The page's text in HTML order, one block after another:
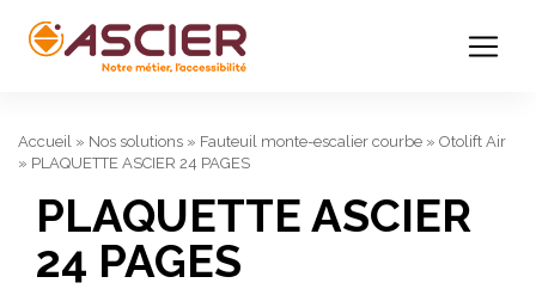
Accueil » Nos solutions » Fauteuil monte-escalier courbe » Otolift Air
» PLAQUETTE ASCIER 24 PAGES
PLAQUETTE ASCIER
24 PAGES